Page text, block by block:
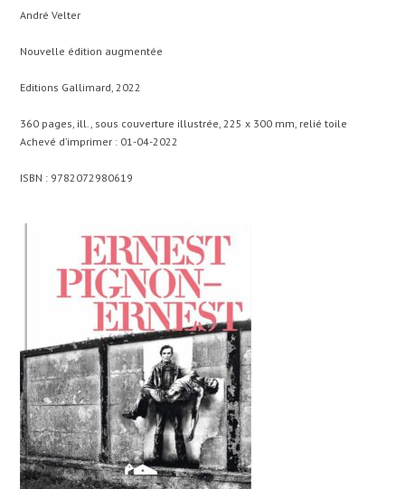
André Velter
Nouvelle édition augmentée
Editions Gallimard, 2022
360 pages, ill., sous couverture illustrée, 225 x 300 mm, relié toile
Achevé d’imprimer : 01-04-2022
ISBN : 9782072980619